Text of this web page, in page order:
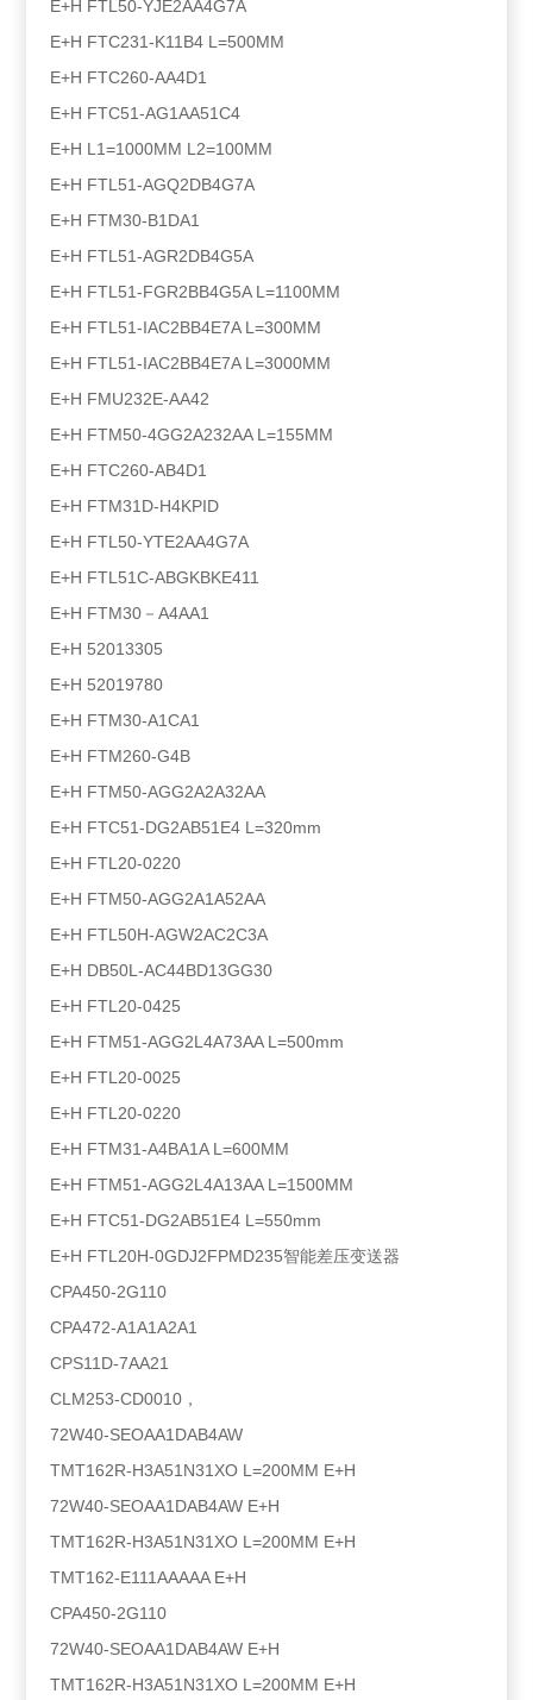
E+H FTL50-YJE2AA4G7A
E+H FTC231-K11B4 L=500MM
E+H FTC260-AA4D1
E+H FTC51-AG1AA51C4
E+H L1=1000MM L2=100MM
E+H FTL51-AGQ2DB4G7A
E+H FTM30-B1DA1
E+H FTL51-AGR2DB4G5A
E+H FTL51-FGR2BB4G5A L=1100MM
E+H FTL51-IAC2BB4E7A L=300MM
E+H FTL51-IAC2BB4E7A L=3000MM
E+H FMU232E-AA42
E+H FTM50-4GG2A232AA L=155MM
E+H FTC260-AB4D1
E+H FTM31D-H4KPID
E+H FTL50-YTE2AA4G7A
E+H FTL51C-ABGKBKE411
E+H FTM30－A4AA1
E+H 52013305
E+H 52019780
E+H FTM30-A1CA1
E+H FTM260-G4B
E+H FTM50-AGG2A2A32AA
E+H FTC51-DG2AB51E4 L=320mm
E+H FTL20-0220
E+H FTM50-AGG2A1A52AA
E+H FTL50H-AGW2AC2C3A
E+H DB50L-AC44BD13GG30
E+H FTL20-0425
E+H FTM51-AGG2L4A73AA L=500mm
E+H FTL20-0025
E+H FTL20-0220
E+H FTM31-A4BA1A L=600MM
E+H FTM51-AGG2L4A13AA L=1500MM
E+H FTC51-DG2AB51E4 L=550mm
E+H FTL20H-0GDJ2FPMD235智能差压变送器
CPA450-2G110
CPA472-A1A1A2A1
CPS11D-7AA21
CLM253-CD0010，
72W40-SEOAA1DAB4AW
TMT162R-H3A51N31XO L=200MM E+H
72W40-SEOAA1DAB4AW E+H
TMT162R-H3A51N31XO L=200MM E+H
TMT162-E111AAAAA E+H
CPA450-2G110
72W40-SEOAA1DAB4AW E+H
TMT162R-H3A51N31XO L=200MM E+H